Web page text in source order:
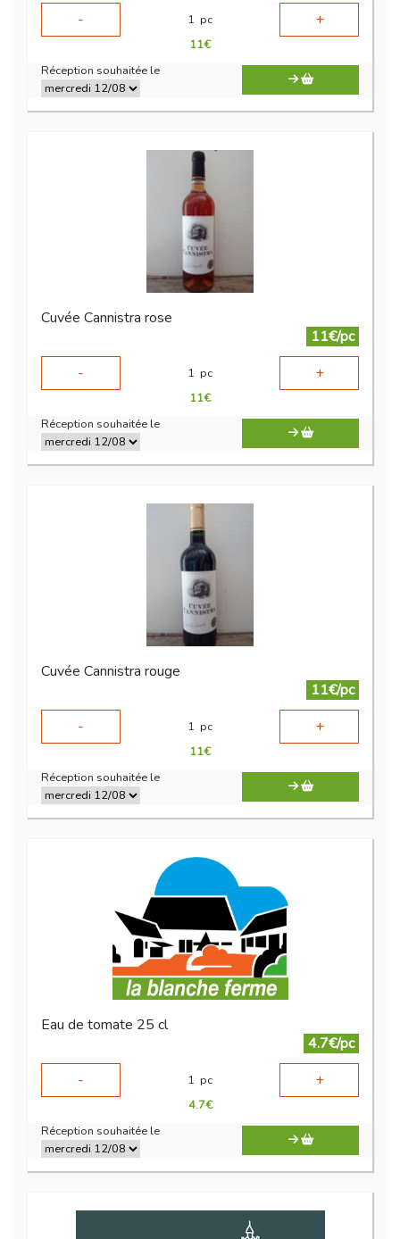
- 1 pc +
11€
Réception souhaitée le
Cuvée Cannistra rose
11€/pc
-
1 pc +
11€
Réception souhaitée le
Cuvée Cannistra rouge
11€/pc
-
1 pc +
11€
Réception souhaitée le
Eau de tomate 25 cl
4.7€/pc
-
1 pc +
4.7€
Réception souhaitée le